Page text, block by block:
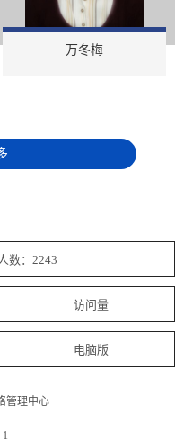
万冬梅
数：2243
访问量
电脑版
管理中心